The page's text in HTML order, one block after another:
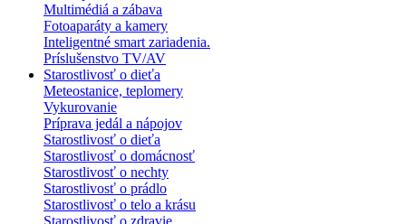
Multimédiá a zábava
Fotoaparáty a kamery
Inteligentné smart zariadenia.
Príslušenstvo TV/AV
Starostlivosť o dieťa
Meteostanice, teplomery
Vykurovanie
Príprava jedál a nápojov
Starostlivosť o dieťa
Starostlivosť o domácnosť
Starostlivosť o nechty
Starostlivosť o prádlo
Starostlivosť o telo a krásu
Starostlivosť o zdravie